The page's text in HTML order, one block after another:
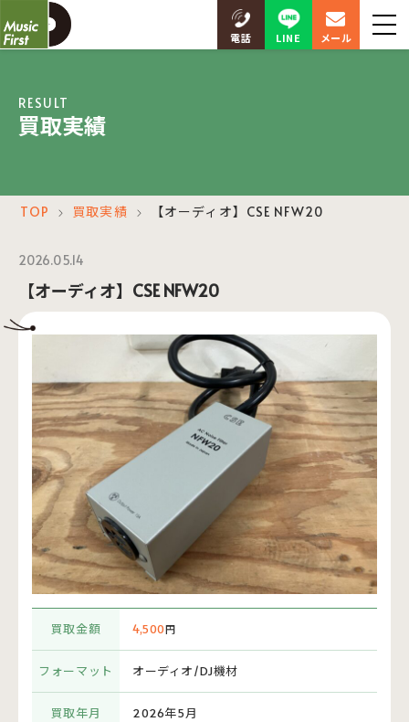
電話 LINE メール
RESULT
買取実績
TOP ＞ 買取実績 ＞ 【オーディオ】CSE NFW20
2026.05.14
【オーディオ】CSE NFW20
買取金額 4,500円
フォーマット オーディオ/DJ機材
買取年月 2026年5月